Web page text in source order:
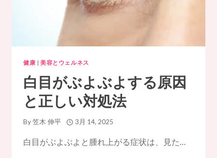
な
飲
み
方
で
お
す
め
5
健康 | 美容とウェルネス
白目がぶよぶよする原因
と正しい対処法
By笠木 伸平 3月 14, 2025
白目がぶよぶよと腫れ上がる症状は、見た…